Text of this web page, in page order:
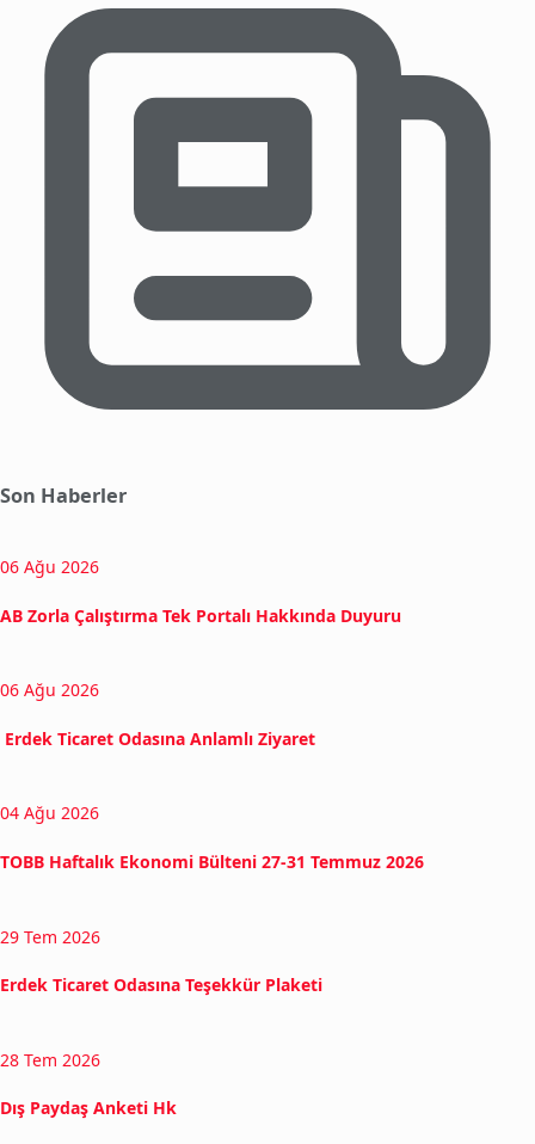
Son Haberler
06 Ağu 2026
AB Zorla Çalıştırma Tek Portalı Hakkında Duyuru
06 Ağu 2026
Erdek Ticaret Odasına Anlamlı Ziyaret
04 Ağu 2026
TOBB Haftalık Ekonomi Bülteni 27-31 Temmuz 2026
29 Tem 2026
Erdek Ticaret Odasına Teşekkür Plaketi
28 Tem 2026
Dış Paydaş Anketi Hk